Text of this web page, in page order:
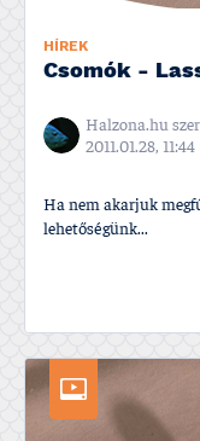
HÍREK
Csomók -
Halzona.hu
2011.01.28, 11:44
Ha nem akarjuk
lehetőségünk...